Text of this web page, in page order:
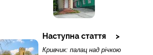
Наступна стаття
Кривчик: палац над річкою